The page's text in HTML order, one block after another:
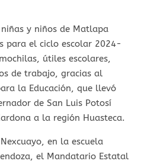
y niños de Matlapa
para el ciclo escolar 2024-
útiles escolares,
de trabajo, gracias al
la Educación, que llevó
de San Luis Potosí
a la región Huasteca.
en la escuela
el Mandatario Estatal